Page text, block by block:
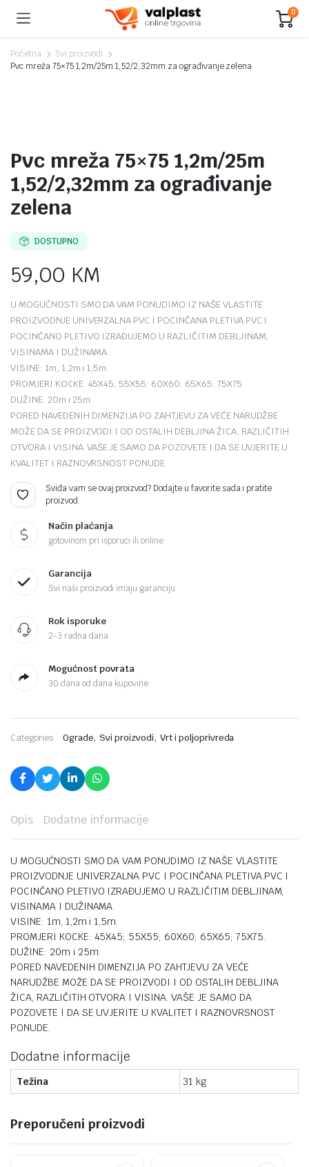
0
Početna
Svi proizvodi
Pvc mreža 75×75 1,2m/25m 1,52/2,32mm za ograđivanje zelena
Pvc mreža 75×75 1,2m/25m
1,52/2,32mm za ograđivanje
zelena
DOSTUPNO
59,00 KM
U MOGUĆNOSTI SMO DA VAM PONUDIMO IZ NAŠE VLASTITE
PROIZVODNJE UNIVERZALNA PVC I POCINČANA PLETIVA.PVC I
POCINČANO PLETIVO IZRAĐUJEMO U RAZLIČITIM DEBLJINAM,
VISINAMA I DUŽINAMA.
VISINE: 1m, 1,2m i 1,5m.
PROMJERI KOCKE: 45X45; 55X55; 60X60; 65X65; 75X75.
DUŽINE: 20m i 25m.
PORED NAVEDENIH DIMENZIJA PO ZAHTJEVU ZA VEĆE NARUDŽBE
MOŽE DA SE PROIZVODI I OD OSTALIH DEBLJINA ŽICA, RAZLIČITIH
OTVORA I VISINA. VAŠE JE SAMO DA POZOVETE I DA SE UVJERITE U
KVALITET I RAZNOVRSNOST PONUDE
Sviđa vam se ovaj proizvod? Dodajte u favorite sada i pratite
proizvod.
Način plaćanja
gotovinom pri isporuci ili online
Garancija
Svi naši proizvodi imaju garanciju
Rok isporuke
2-3 radna dana
Mogućnost povrata
30 dana od dana kupovine
Categories: Ograde,Svi proizvodi,Vrt i poljoprivreda
Opis Dodatne informacije
U MOGUĆNOSTI SMO DA VAM PONUDIMO IZ NAŠE VLASTITE
PROIZVODNJE UNIVERZALNA PVC I POCINČANA PLETIVA.PVC I
POCINČANO PLETIVO IZRAĐUJEMO U RAZLIČITIM DEBLJINAM,
VISINAMA I DUŽINAMA.
VISINE: 1m, 1,2m i 1,5m.
PROMJERI KOCKE: 45X45; 55X55; 60X60; 65X65; 75X75.
DUŽINE: 20m i 25m.
PORED NAVEDENIH DIMENZIJA PO ZAHTJEVU ZA VEĆE
NARUDŽBE MOŽE DA SE PROIZVODI I OD OSTALIH DEBLJINA
ŽICA, RAZLIČITIH OTVORA I VISINA. VAŠE JE SAMO DA
POZOVETE I DA SE UVJERITE U KVALITET I RAZNOVRSNOST
PONUDE.
Dodatne informacije
Težina 31 kg
Preporučeni proizvodi